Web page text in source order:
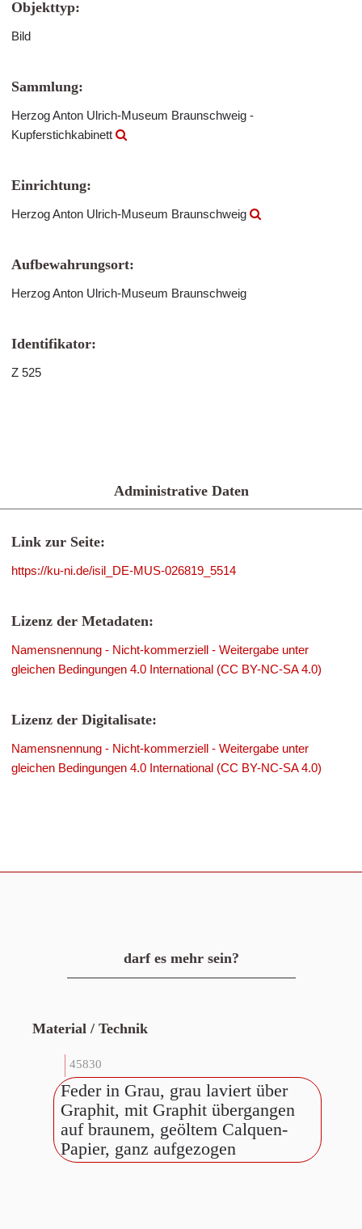
Objekttyp:
Bild
Sammlung:
Herzog Anton Ulrich-Museum Braunschweig -
Kupferstichkabinett
Einrichtung:
Herzog Anton Ulrich-Museum Braunschweig
Aufbewahrungsort:
Herzog Anton Ulrich-Museum Braunschweig
Identifikator:
Z 525
Administrative Daten
Link zur Seite:
https://ku-ni.de/isil_DE-MUS-026819_5514
Lizenz der Metadaten:
Namensnennung - Nicht-kommerziell - Weitergabe unter
gleichen Bedingungen 4.0 International (CC BY-NC-SA 4.0)
Lizenz der Digitalisate:
Namensnennung - Nicht-kommerziell - Weitergabe unter
gleichen Bedingungen 4.0 International (CC BY-NC-SA 4.0)
darf es mehr sein?
Material / Technik
45830
Feder in Grau, grau laviert über
Graphit, mit Graphit übergangen
auf braunem, geöltem Calquen-
Papier, ganz aufgezogen